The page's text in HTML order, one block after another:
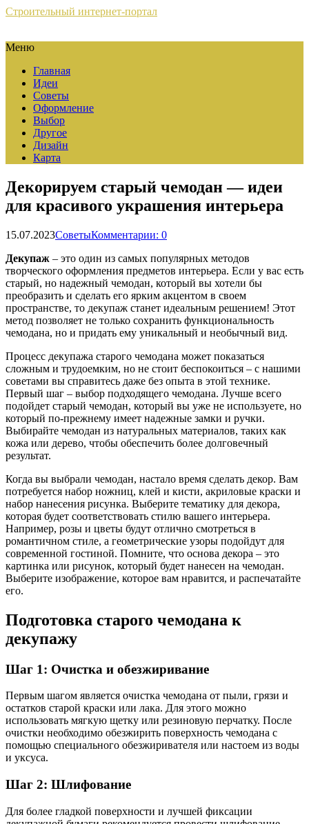
Строительный интернет-портал
Меню
Главная
Идеи
Советы
Оформление
Выбор
Другое
Дизайн
Карта
Декорируем старый чемодан — идеи
для красивого украшения интерьера
15.07.2023СоветыКомментарии: 0
Декупаж – это один из самых популярных методов
творческого оформления предметов интерьера. Если у вас есть
старый, но надежный чемодан, который вы хотели бы
преобразить и сделать его ярким акцентом в своем
пространстве, то декупаж станет идеальным решением! Этот
метод позволяет не только сохранить функциональность
чемодана, но и придать ему уникальный и необычный вид.
Процесс декупажа старого чемодана может показаться
сложным и трудоемким, но не стоит беспокоиться – с нашими
советами вы справитесь даже без опыта в этой технике.
Первый шаг – выбор подходящего чемодана. Лучше всего
подойдет старый чемодан, который вы уже не используете, но
который по-прежнему имеет надежные замки и ручки.
Выбирайте чемодан из натуральных материалов, таких как
кожа или дерево, чтобы обеспечить более долговечный
результат.
Когда вы выбрали чемодан, настало время сделать декор. Вам
потребуется набор ножниц, клей и кисти, акриловые краски и
набор нанесения рисунка. Выберите тематику для декора,
которая будет соответствовать стилю вашего интерьера.
Например, розы и цветы будут отлично смотреться в
романтичном стиле, а геометрические узоры подойдут для
современной гостиной. Помните, что основа декора – это
картинка или рисунок, который будет нанесен на чемодан.
Выберите изображение, которое вам нравится, и распечатайте
его.
Подготовка старого чемодана к
декупажу
Шаг 1: Очистка и обезжиривание
Первым шагом является очистка чемодана от пыли, грязи и
остатков старой краски или лака. Для этого можно
использовать мягкую щетку или резиновую перчатку. После
очистки необходимо обезжирить поверхность чемодана с
помощью специального обезжиривателя или настоем из воды
и уксуса.
Шаг 2: Шлифование
Для более гладкой поверхности и лучшей фиксации